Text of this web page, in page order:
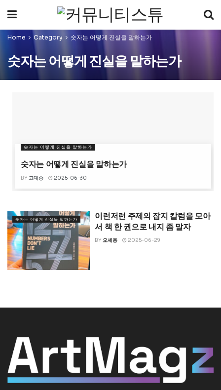
Home Category 숫자는 어떻게 진실을 말하는가
숫자는 어떻게 진실을 말하는가
숫자는 어떻게 진실을 말하는가
숫자는 어떻게 진실을 말하는가
BY고대승 2025-06-30
숫자는 어떻게 진실을 말하는가
이런저런 주제의 잡지 칼럼을 모아
서 책 한 권으로 내지 좀 말자
BY오세용 2025-06-29